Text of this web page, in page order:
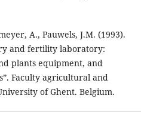
A., Pauwels, J.M. (1993).
and fertility laboratory:
plants equipment, and
Faculty agricultural and
of Ghent. Belgium.